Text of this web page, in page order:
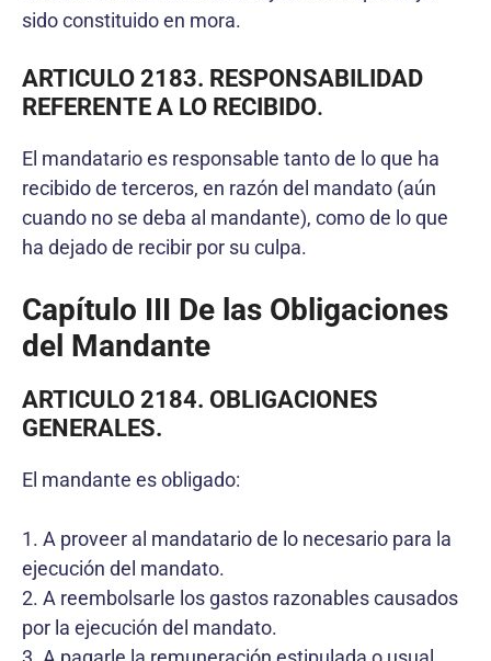
sido constituido en mora.
ARTICULO 2183. RESPONSABILIDAD
REFERENTE A LO RECIBIDO.
El mandatario es responsable tanto de lo que ha
recibido de terceros, en razón del mandato (aún
cuando no se deba al mandante), como de lo que
ha dejado de recibir por su culpa.
Capítulo III De las Obligaciones
del Mandante
ARTICULO 2184. OBLIGACIONES
GENERALES.
El mandante es obligado:
1. A proveer al mandatario de lo necesario para la
ejecución del mandato.
2. A reembolsarle los gastos razonables causados
por la ejecución del mandato.